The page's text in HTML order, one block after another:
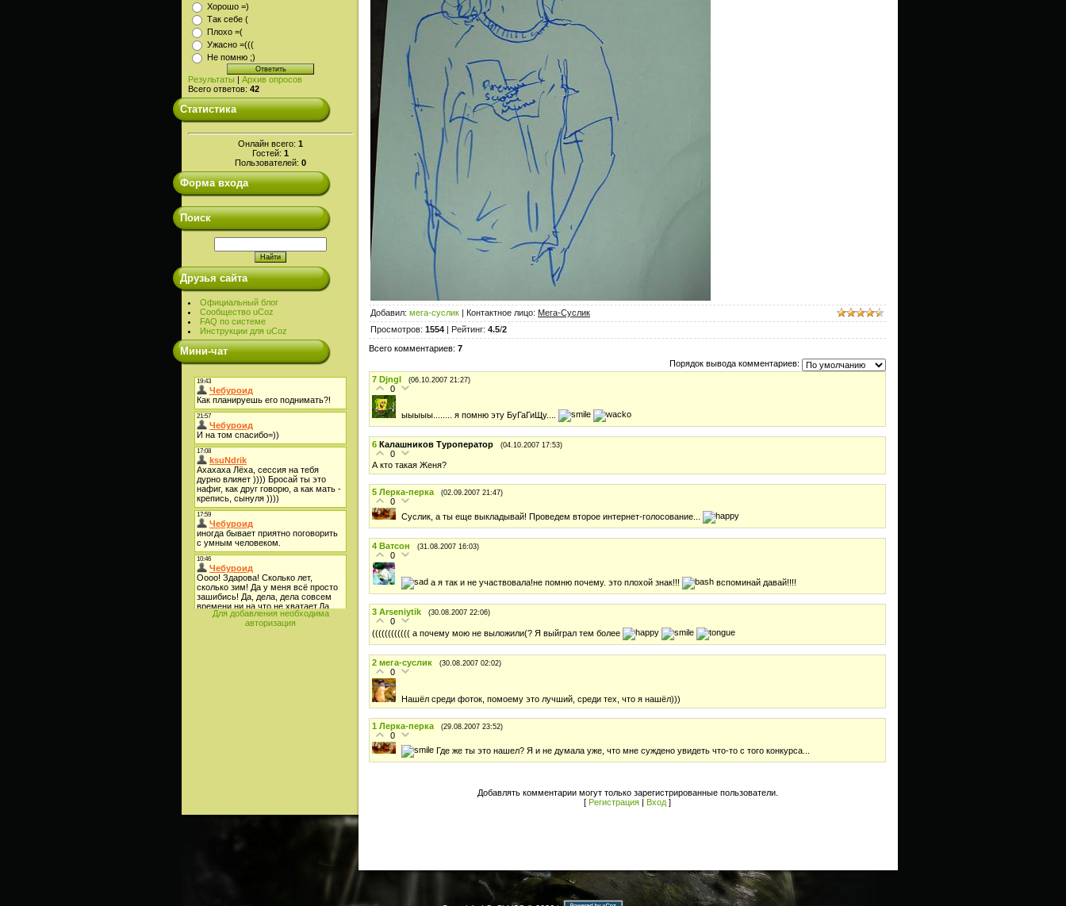
Хорошо =)
Так себе (
Плохо =(
Ужасно =(((
Не помню ;)
Результаты | Архив опросов
Всего ответов: 42
Статистика
Онлайн всего: 1
Гостей: 1
Пользователей: 0
Форма входа
Поиск
Друзья сайта
Официальный блог
Сообщество uCoz
FAQ по системе
Инструкции для uCoz
Мини-чат
Для добавления необходима
авторизация
Добавил: мега-суслик | Контактное лицо: Мега-Суслик
Просмотров: 1554 | Рейтинг: 4.5/2
Всего комментариев: 7
Порядок вывода комментариев:
7 Djngl (06.10.2007 21:27)
0
ыыыыы........ я помню эту БуГаГиЩу....
6 Калашников Туроператор (04.10.2007 17:53)
0
А кто такая Женя?
5 Лерка-перка (02.09.2007 21:47)
0
Суслик, а ты еще выкладывай! Проведем второе интернет-голосование...
4 Ватсон (31.08.2007 16:03)
0
а я так и не участвовала!не помню почему. это плохой знак!!! вспоминай давай!!!!
3 Arseniytik (30.08.2007 22:06)
0
(((((((((((( а почему мою не выложили(? Я выйграл тем более
2 мега-суслик (30.08.2007 02:02)
0
Нашёл среди фоток, помоему это лучший, среди тех, что я нашёл)))
1 Лерка-перка (29.08.2007 23:52)
0
Где же ты это нашел? Я и не думала уже, что мне суждено увидеть что-то с того конкурса...
Добавлять комментарии могут только зарегистрированные пользователи.
[ Регистрация | Вход ]